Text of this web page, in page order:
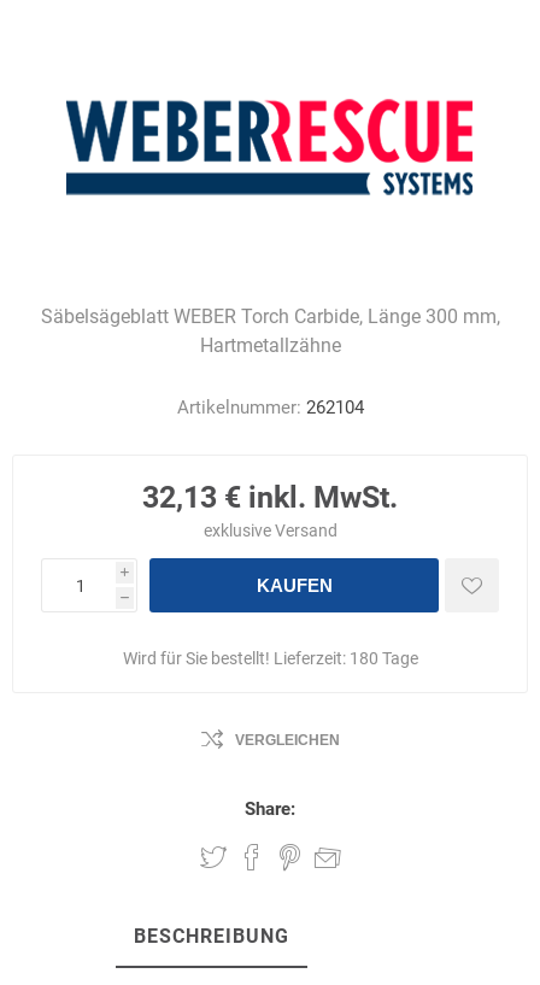
Säbelsägeblatt WEBER Torch Carbide, Länge 300 mm,
Hartmetallzähne
Artikelnummer: 262104
32,13 € inkl. MwSt.
exklusiveVersand
i
h
KAUFEN
Wird für Sie bestellt! Lieferzeit: 180 Tage
VERGLEICHEN
Share:
BESCHREIBUNG